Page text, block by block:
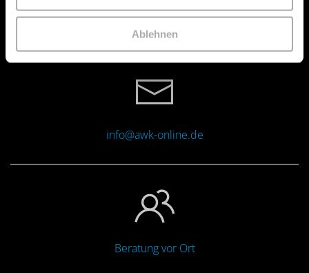
Ablehnen
+49 (0)711 380 730 0
info@awk-online.de
Beratung vor Ort